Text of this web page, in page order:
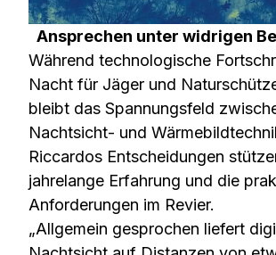
Ansprechen unter widrigen
Während technologische
Nacht für Jäger und
bleibt das Spannungsfeld
Nachtsicht- und
Riccardos Entscheidungen
jahrelange Erfahrung und die
Anforderungen im Revier.
„Allgemein gesprochen liefert